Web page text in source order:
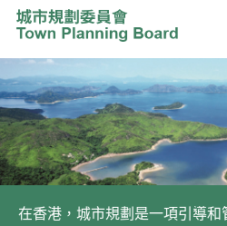
跳到內容
在香港，城市規劃是一項引導